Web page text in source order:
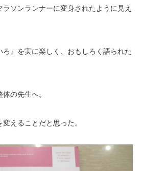
ソンランナーに変身されたように見え
ろ』を実に楽しく、おもしろく語られた
の先生へ。
えることだと思った。